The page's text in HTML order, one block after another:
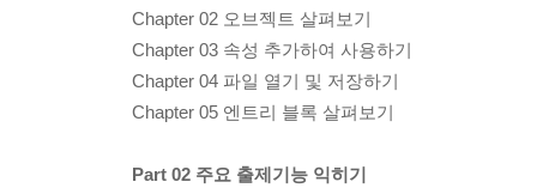
Chapter 02 오브젝트 살펴보기
Chapter 03 속성 추가하여 사용하기
Chapter 04 파일 열기 및 저장하기
Chapter 05 엔트리 블록 살펴보기
Part 02 주요 출제기능 익히기